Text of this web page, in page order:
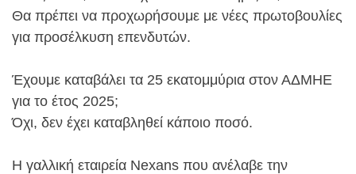
Θα πρέπει να προχωρήσουμε με νέες πρωτοβουλίες
για προσέλκυση επενδυτών.
Έχουμε καταβάλει τα 25 εκατομμύρια στον ΑΔΜΗΕ
για το έτος 2025;
Όχι, δεν έχει καταβληθεί κάποιο ποσό.
Η γαλλική εταιρεία Nexans που ανέλαβε την